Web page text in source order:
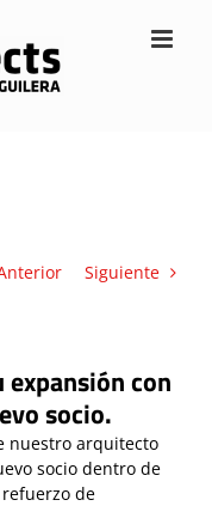
Siguiente
con
socio.
nuestro arquitecto
socio dentro de
de